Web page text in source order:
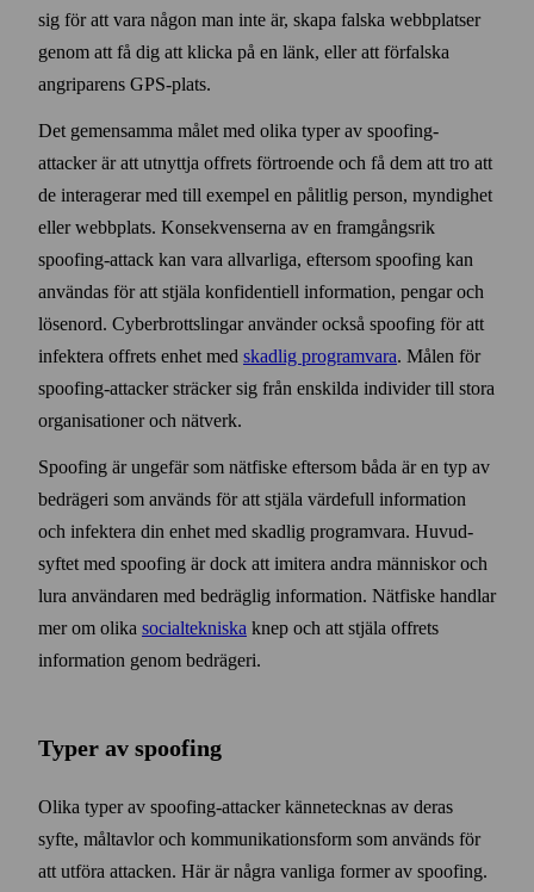
sig för att vara någon man inte är, skapa falska webb­platser
genom att få dig att klicka på en länk, eller att förfalska
angriparens GPS-plats.
Det gemensamma målet med olika typer av spoofing-
attacker är att utnyttja offrets förtroende och få dem att tro att
de interagerar med till exempel en pålitlig person, myndighet
eller webb­plats. Konsekvenserna av en fram­gångs­rik
spoofing-attack kan vara all­varliga, efter­som spoofing kan
användas för att stjäla konfidentiell information, pengar och
lösen­ord. Cyber­brottslingar använder också spoofing för att
infektera offrets enhet med skadlig program­vara. Målen för
spoofing-attacker sträcker sig från enskilda individer till stora
organisationer och nätverk.
Spoofing är ungefär som nätfiske efter­som båda är en typ av
bedrägeri som används för att stjäla värde­full information
och infektera din enhet med skadlig program­vara. Huvud­
syftet med spoofing är dock att imitera andra människor och
lura användaren med bedräglig information. Nät­fiske handlar
mer om olika social­tekniska knep och att stjäla offrets
information genom bedrägeri.
Typer av spoofing
Olika typer av spoofing-attacker känne­tecknas av deras
syfte, mål­tavlor och kommunikations­form som används för
att utföra attacken. Här är några vanliga former av spoofing.